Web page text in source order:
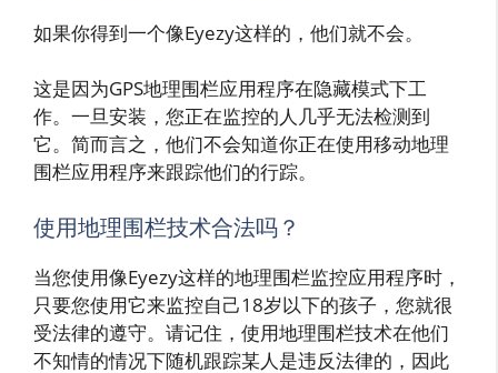
如果你得到一个像Eyezy这样的，他们就不会。
这是因为GPS地理围栏应用程序在隐藏模式下工
作。一旦安装，您正在监控的人几乎无法检测到
它。简而言之，他们不会知道你正在使用移动地理
围栏应用程序来跟踪他们的行踪。
使用地理围栏技术合法吗？
当您使用像Eyezy这样的地理围栏监控应用程序时，
只要您使用它来监控自己18岁以下的孩子，您就很
受法律的遵守。请记住，使用地理围栏技术在他们
不知情的情况下随机跟踪某人是违反法律的，因此